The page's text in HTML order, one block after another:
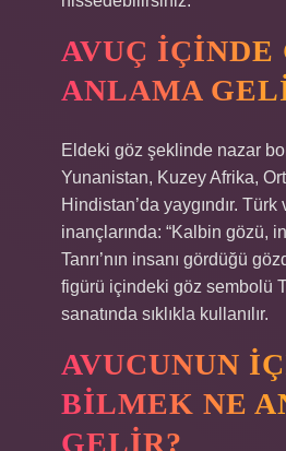
AVUÇ IÇINDE
ANLAMA
Eldeki göz şeklinde nazar
Yunanistan, Kuzey Afrika,
Hindistan’da yaygındır. Türk
inançlarında: “Kalbin gözü,
Tanrı’nın insanı gördüğü
figürü içindeki göz sembolü
sanatında sıklıkla kullanılır.
AVUCUNUN
BILMEK NE
GELIR?